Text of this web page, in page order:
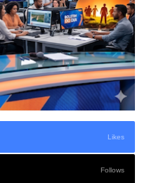
Likes
Follows